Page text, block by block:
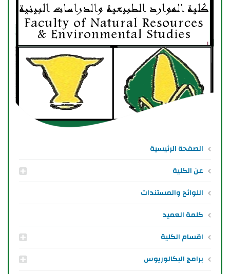
الصفحة الرئيسية
عن الكلية
اللوائح والمستندات
كلمة العميد
اقسام الكلية
برامج البكالوريوس